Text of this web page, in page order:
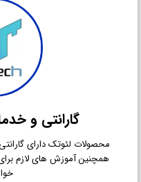
گارانتی و
محصولات لئوتک دارای
همچنین آموزش های لازم